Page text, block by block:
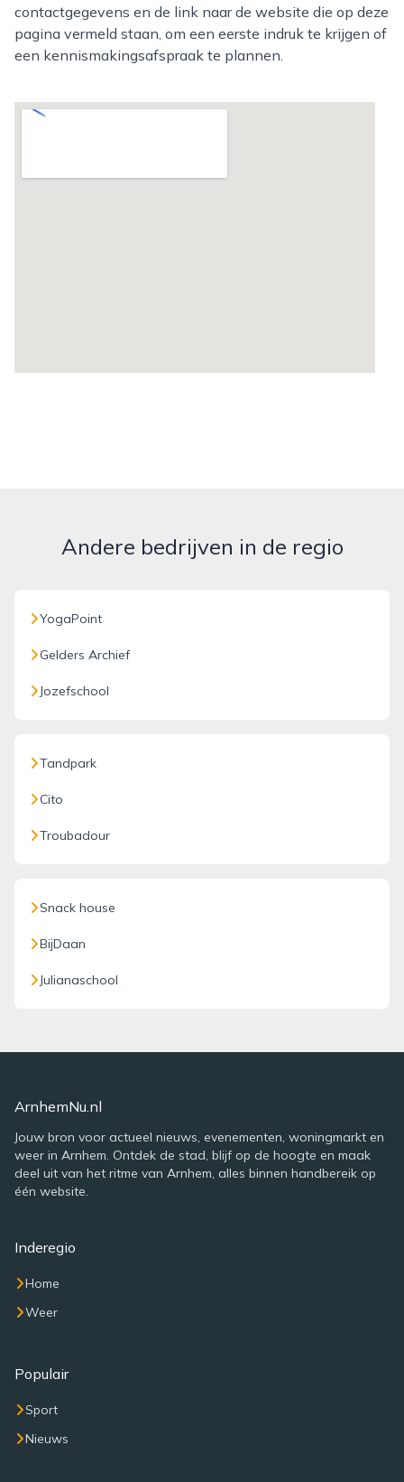
contactgegevens en de link naar de website die op deze
pagina vermeld staan, om een eerste indruk te krijgen of
een kennismakingsafspraak te plannen.
Andere bedrijven in de regio
YogaPoint
Gelders Archief
Jozefschool
Tandpark
Cito
Troubadour
Snack house
BijDaan
Julianaschool
ArnhemNu.nl
Jouw bron voor actueel nieuws, evenementen, woningmarkt en
weer in Arnhem. Ontdek de stad, blijf op de hoogte en maak
deel uit van het ritme van Arnhem, alles binnen handbereik op
één website.
Inderegio
Home
Weer
Populair
Sport
Nieuws